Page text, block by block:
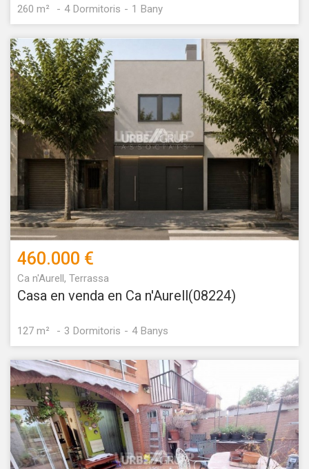
260 m² 4 Dormitoris 1 Bany
460.000 €
Ca n'Aurell, Terrassa
Casa en venda en Ca n'Aurell(08224)
127 m² 3 Dormitoris 4 Banys